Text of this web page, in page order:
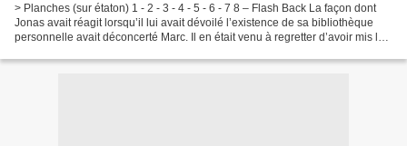
> Planches (sur étaton) 1 - 2 - 3 - 4 - 5 - 6 - 7 8 – Flash Back La façon dont
Jonas avait réagit lorsqu’il lui avait dévoilé l’existence de sa bibliothèque
personnelle avait déconcerté Marc. Il en était venu à regretter d’avoir mis le